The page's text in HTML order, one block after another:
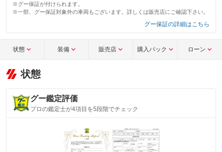
※グー保証が付けられます。
※一部、グー保証対象外の車両もございます。詳しくは販売店にご確認下さい。
グー保証の詳細はこちら
状態 装備 販売店 購入パック ローン
状態
グー鑑定評価
プロの鑑定士が4項目を5段階でチェック